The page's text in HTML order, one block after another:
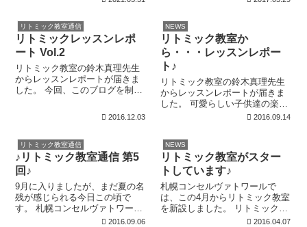
ッスンは生徒さんのご都合の良
い時間帯や曜日、また、一定数
が集まらないと開...
トが届きました。とっても可愛
い子供達の様子を御覧くださ
い。 今年度のリト...
リトミック教室通信
リトミックレッスンレポ
ート Vol.2
リトミック教室の鈴木真理先生
からレッスンレポートが届きま
した。 今回、このブログを制作
もらいましたが、子供達ばかり
でなくお母様方の楽しそうなご
いたら是非このリトミック教室
に入会したい！...
2016.12.03
NEWS
リトミック教室か
ら・・・レッスンレポー
ト♪
リトミック教室の鈴木真理先生
からレッスンレポートが届きま
した。 可愛らしい子供達の楽し
そうな声がこちらにまで聞こえ
トミック教室、月3回の月曜午前
中にみんなで楽しくレッスンし
ています。...
2016.09.14
リトミック教室通信
♪リトミック教室通信 第5
回♪
9月に入りましたが、まだ夏の名
残が感じられる今日この頃で
す。 札幌コンセルヴァトワール
のリトミック教室では、小さな
2016.09.06
NEWS
リトミック教室がスター
トしています♪
札幌コンセルヴァトワールで
は、この4月からリトミック教室
を新設しました。 リトミック教
室では楽器を始める前の1歳半～
2016.04.07